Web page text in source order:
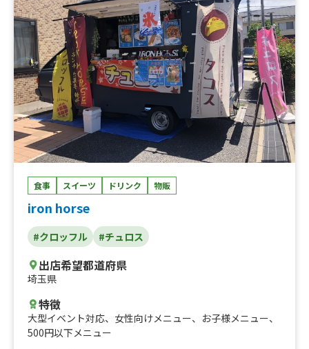
食事 スイーツ ドリンク 物販
iron horse
#クロッフル #チュロス
出店希望都道府県
埼玉県
特徴
大型イベント対応、 女性向けメニュー、 お子様メニュー、
500円以下メニュー